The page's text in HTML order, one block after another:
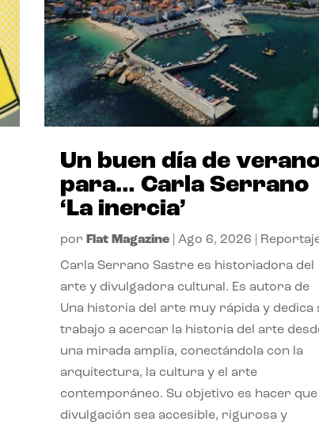
Un buen día de
para… Carla Serrano
‘La inercia’
por Flat Magazine| Ago 6, 2026
Carla Serrano Sastre es historiadora del
arte y divulgadora cultural. Es autora de
Una historia del arte muy rápida y dedica
trabajo a acercar la historia del arte
una mirada amplia, conectándola con la
arquitectura, la cultura y el arte
contemporáneo. Su objetivo es hacer que
divulgación sea accesible, rigurosa y